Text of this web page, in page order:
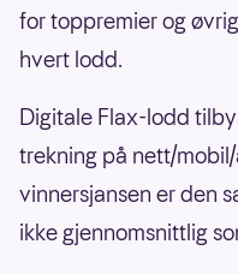
for toppremier og
hvert lodd.
Digitale Flax-lodd
trekning på nett/
vinnersjansen er den
ikke gjennomsnittlig